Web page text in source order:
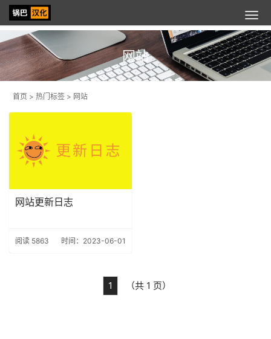
网站
首页 > 热门标签 > 网站
网站更新日志
阅读 5863 时间：2023-06-01
1 （共 1 页）